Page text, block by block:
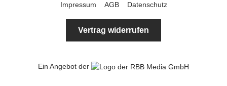
Ein Angebot der
Impressum AGB Datenschutz
Vertrag widerrufen